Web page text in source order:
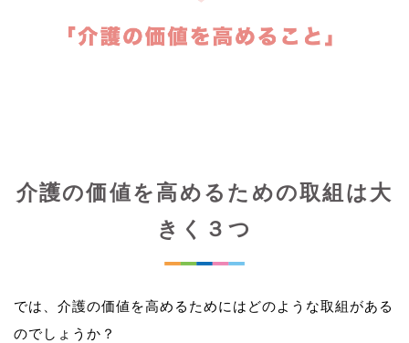
介護の価値を高めるための取組は大
きく３つ
では、介護の価値を高めるためにはどのような取組がある
のでしょうか？